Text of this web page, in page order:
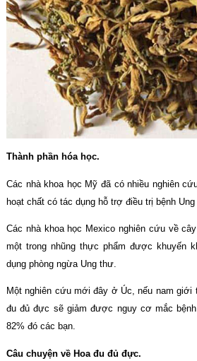
Thành phần hóa học.
Các nhà khoa học Mỹ đã có nhiều nghiên
hoạt chất có tác dụng hỗ trợ điều trị bệnh Ung
Các nhà khoa học Mexico nghiên cứu về
một trong nhũng thực phẩm được khuyến
dụng phòng ngừa Ung thư.
Một nghiên cứu mới đây ở Úc, nếu nam giới
đu đủ đực sẽ giảm được nguy cơ mắc
82% đó các bạn.
Câu chuyện về Hoa đu đủ đực.